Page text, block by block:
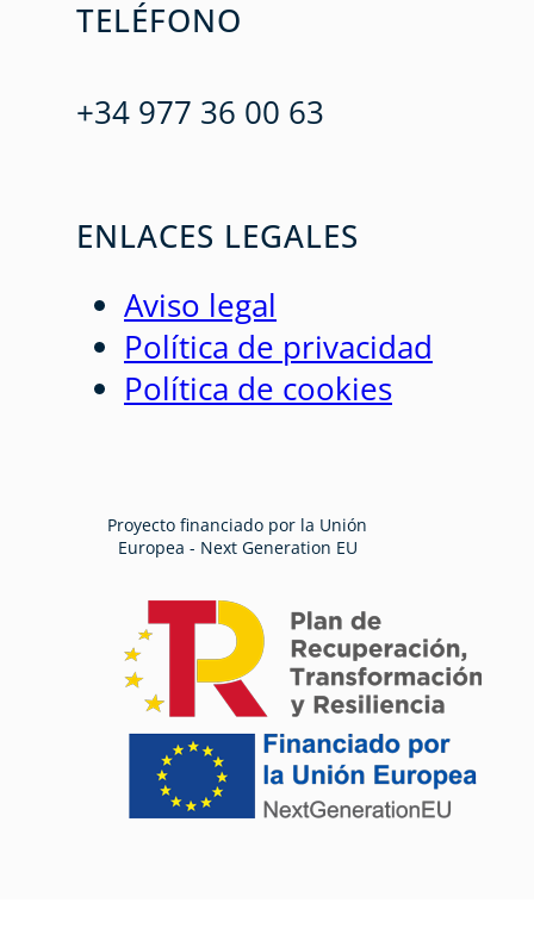
TELÉFONO
+34 977 36 00 63
ENLACES LEGALES
Aviso legal
Política de privacidad
Política de cookies
Proyecto financiado por la Unión
Europea - Next Generation EU